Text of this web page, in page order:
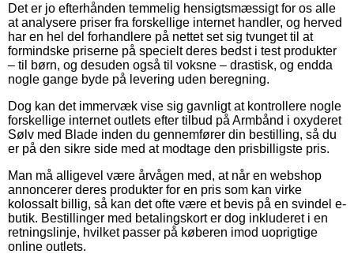
Det er jo efterhånden temmelig hensigtsmæssigt for os alle
at analysere priser fra forskellige internet handler, og herved
har en hel del forhandlere på nettet set sig tvunget til at
formindske priserne på specielt deres bedst i test produkter
– til børn, og desuden også til voksne – drastisk, og endda
nogle gange byde på levering uden beregning.
Dog kan det immervæk vise sig gavnligt at kontrollere nogle
forskellige internet outlets efter tilbud på Armbånd i oxyderet
Sølv med Blade inden du gennemfører din bestilling, så du
er på den sikre side med at modtage den prisbilligste pris.
Man må alligevel være årvågen med, at når en webshop
annoncerer deres produkter for en pris som kan virke
kolossalt billig, så kan det ofte være et bevis på en svindel e-
butik. Bestillinger med betalingskort er dog inkluderet i en
retningslinje, hvilket passer på køberen imod uoprigtige
online outlets.